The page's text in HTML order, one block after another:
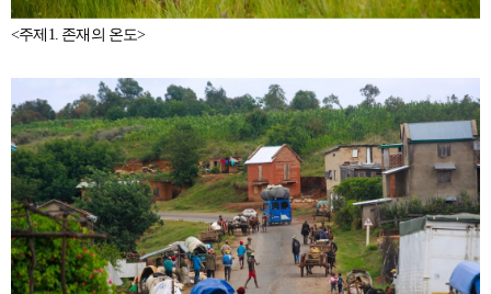
<주제1. 존재의 온도>